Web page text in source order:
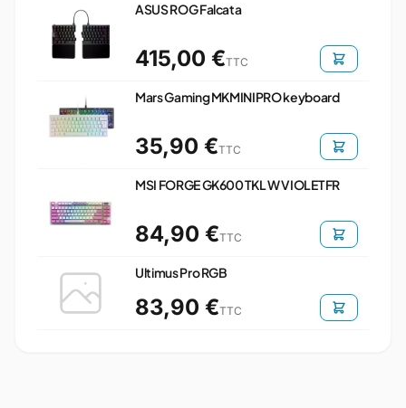
ASUS ROG Falcata
415,00 €TTC
Mars Gaming MKMINIPRO keyboard
35,90 €TTC
MSI FORGE GK600 TKL W VIOLET FR
84,90 €TTC
Ultimus Pro RGB
83,90 €TTC